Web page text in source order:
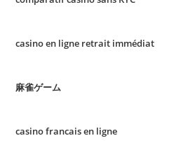
casino en ligne retrait immédiat
麻雀ゲーム
casino francais en ligne